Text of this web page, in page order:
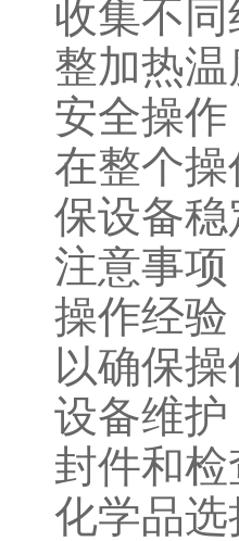
收集不
整加热
安全操作
在整个
保设备
注意事项
操作经
以确保
设备维
封件和
化学品